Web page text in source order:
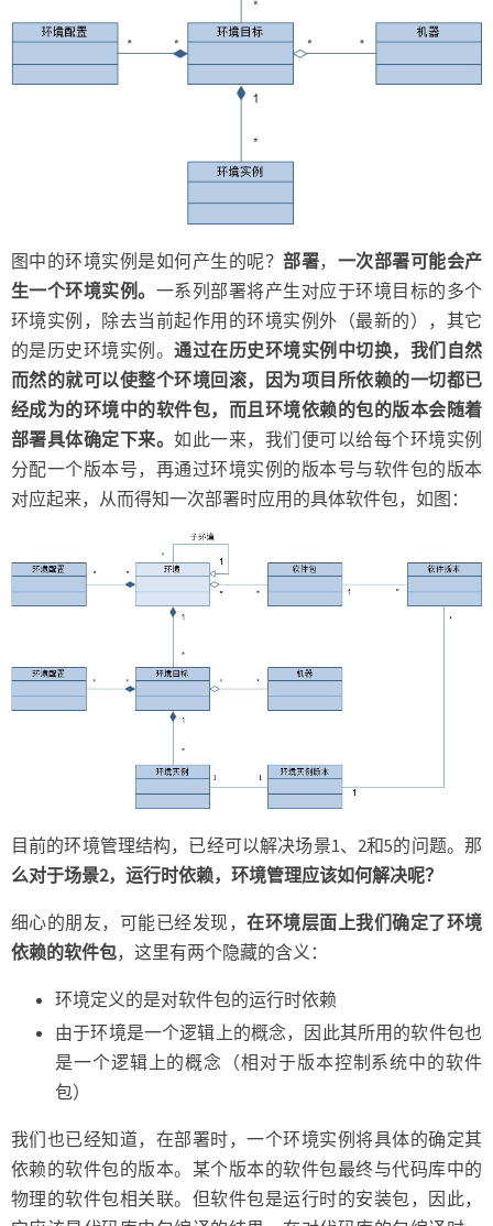
图中的环境实例是如何产生的呢？部署， 一次部署可能会产
生一个环境实例。 一系列部署将产生对应于环境目标的多个
环境实例，除去当前起作用的环境实例外（最新的），其它
的是历史环境实例。通过在历史环境实例中切换，我们自然
而然的就可以使整个环境回滚，因为项目所依赖的一切都已
经成为的环境中的软件包，而且环境依赖的包的版本会随着
部署具体确定下来。如此一来，我们便可以给每个环境实例
分配一个版本号，再通过环境实例的版本号与软件包的版本
对应起来，从而得知一次部署时应用的具体软件包，如图：
目前的环境管理结构，已经可以解决场景1、2和5的问题。那
么对于场景2，运行时依赖，环境管理应该如何解决呢？
细心的朋友，可能已经发现，在环境层面上我们确定了环境
依赖的软件包，这里有两个隐藏的含义：
环境定义的是对软件包的运行时依赖
由于环境是一个逻辑上的概念，因此其所用的软件包也
是一个逻辑上的概念（相对于版本控制系统中的软件
包）
我们也已经知道，在部署时，一个环境实例将具体的确定其
依赖的软件包的版本。某个版本的软件包最终与代码库中的
物理的软件包相关联。但软件包是运行时的安装包，因此，